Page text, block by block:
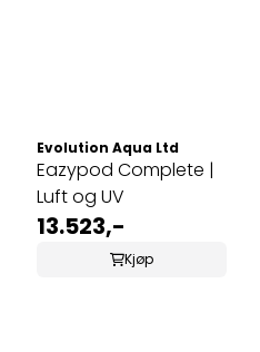
Evolution Aqua Ltd
Eazypod Complete |
Luft og UV
13.523,-
Kjøp